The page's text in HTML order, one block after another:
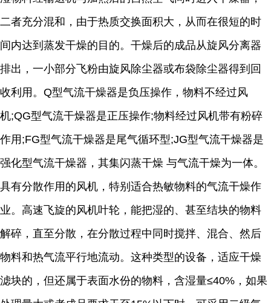
二者充分混和，由于热质交换面积大，从而在很短的时
间内达到蒸发干燥的目的。干燥后的成品从旋风分离器
排出，一小部分飞粉由旋风除尘器或布袋除尘器得到回
收利用。Q型气流干燥器是负压操作，物料不经过风
机;QG型气流干燥器是正压操作;物料经过风机带有粉碎
作用;FG型气流干燥器是尾气循环型;JG型气流干燥器是
强化型气流干燥器，其集闪蒸干燥 与气流干燥为一体。
具有分散作用的风机，特别适合热敏物料的气流干燥作
业。高速飞旋的风机叶轮，能把湿的、甚至结块的物料
解碎，直至分散，在分散过程中同时搅拌、混合、然后
物料和热气流平行地流动。这种类型的设备，适应干燥
滤块的，但还属于表面水份的物料，含湿量≤40%，如果